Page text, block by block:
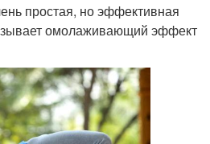
простая, но эффективная
омолаживающий эффект